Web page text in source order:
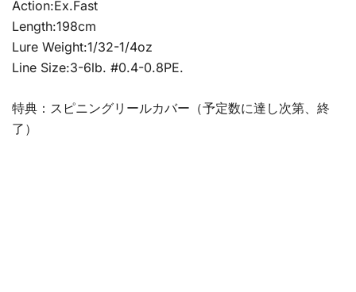
Action:Ex.Fast
Length:198cm
Lure Weight:1/32-1/4oz
Line Size:3-6lb. #0.4-0.8PE.
特典：スピニングリールカバー（予定数に達し次第、終
了）